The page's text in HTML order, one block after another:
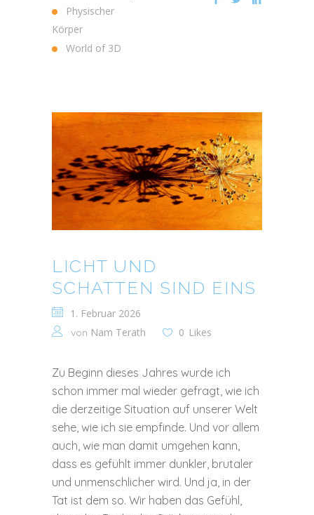
Physischer
Körper
World of 3D
LICHT UND
SCHATTEN SIND EINS
1. Februar 2026
von Nam Terath 0 Likes
Zu Beginn dieses Jahres wurde ich
schon immer mal wieder gefragt, wie ich
die derzeitige Situation auf unserer Welt
sehe, wie ich sie empfinde. Und vor allem
auch, wie man damit umgehen kann,
dass es gefühlt immer dunkler, brutaler
und unmenschlicher wird. Und ja, in der
Tat ist dem so. Wir haben das Gefühl,